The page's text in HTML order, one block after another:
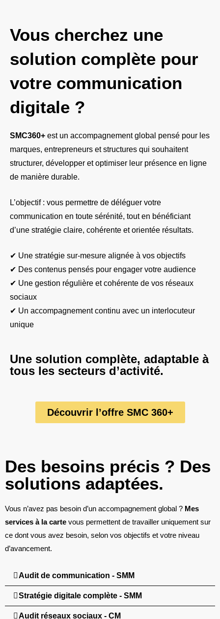
Vous cherchez une
solution complète pour
votre communication
digitale ?
SMC360+ est un accompagnement global pensé pour les
marques, entrepreneurs et structures qui souhaitent
structurer, développer et optimiser leur présence en ligne
de manière durable.
L’objectif : vous permettre de déléguer votre
communication en toute sérénité, tout en bénéficiant
d’une stratégie claire, cohérente et orientée résultats.
✔ Une stratégie sur-mesure alignée à vos objectifs
✔ Des contenus pensés pour engager votre audience
✔ Une gestion régulière et cohérente de vos réseaux
sociaux
✔ Un accompagnement continu avec un interlocuteur
unique
Une solution complète, adaptable à
tous les secteurs d’activité.
Découvrir l’offre SMC 360+
Des besoins précis ? Des
solutions adaptées.
Vous n’avez pas besoin d’un accompagnement global ? Mes
services à la carte vous permettent de travailler uniquement sur
ce dont vous avez besoin, selon vos objectifs et votre niveau
d’avancement.
Audit de communication - SMM
Stratégie digitale complète - SMM
Audit réseaux sociaux - CM